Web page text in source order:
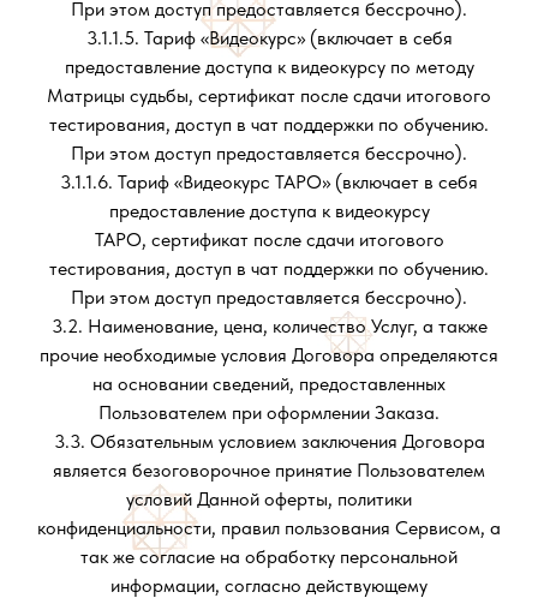
При этом доступ предоставляется бессрочно).
3.1.1.5. Тариф «Видеокурс» (включает в себя
предоставление доступа к видеокурсу по методу
Матрицы судьбы, сертификат после сдачи итогового
тестирования, доступ в чат поддержки по обучению.
При этом доступ предоставляется бессрочно).
3.1.1.6. Тариф «Видеокурс ТАРО» (включает в себя
предоставление доступа к видеокурсу
ТАРО, сертификат после сдачи итогового
тестирования, доступ в чат поддержки по обучению.
При этом доступ предоставляется бессрочно).
3.2. Наименование, цена, количество Услуг, а также
прочие необходимые условия Договора определяются
на основании сведений, предоставленных
Пользователем при оформлении Заказа.
3.3. Обязательным условием заключения Договора
является безоговорочное принятие Пользователем
условий Данной оферты, политики
конфиденциальности, правил пользования Сервисом, а
так же согласие на обработку персональной
информации, согласно действующему